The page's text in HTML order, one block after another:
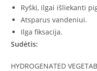
Ryški, ilgai išliekanti
Atsparus vandeniui.
Ilga fiksacija.
Sudėtis:
HYDROGENATED